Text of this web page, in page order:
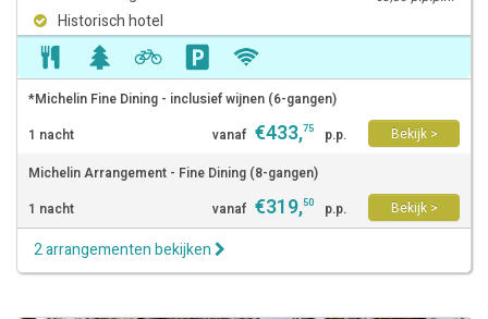
Historisch hotel
*Michelin Fine Dining - inclusief wijnen (6-gangen)
1 nacht
vanaf €433,75 p.p.
Bekijk >
Michelin Arrangement - Fine Dining (8-gangen)
1 nacht
vanaf €319,50 p.p. Bekijk >
2 arrangementen bekijken